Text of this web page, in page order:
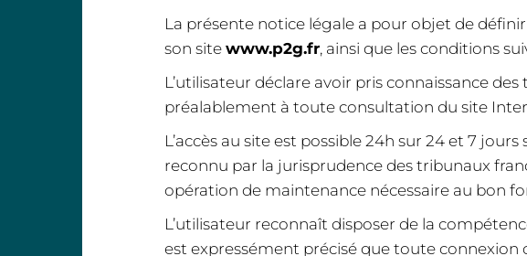
La présente notice légale a pour objet de
son site www.p2g.fr, ainsi que les conditions
L’utilisateur déclare avoir pris connaissance
préalablement à toute consultation du site
L’accès au site est possible 24h sur 24 et 7
reconnu par la jurisprudence des tribunaux
opération de maintenance nécessaire au bon
L’utilisateur reconnaît disposer de la
est expressément précisé que toute connexion